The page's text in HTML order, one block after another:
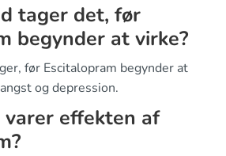
tager det, før
begynder at virke?
før Escitalopram begynder at
og depression.
effekten af